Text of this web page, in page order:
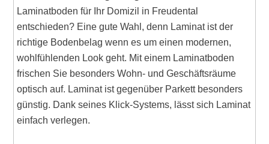
Laminatboden für Ihr Domizil in Freudental
entschieden? Eine gute Wahl, denn Laminat ist der
richtige Bodenbelag wenn es um einen modernen,
wohlfühlenden Look geht. Mit einem Laminatboden
frischen Sie besonders Wohn- und Geschäftsräume
optisch auf. Laminat ist gegenüber Parkett besonders
günstig. Dank seines Klick-Systems, lässt sich Laminat
einfach verlegen.